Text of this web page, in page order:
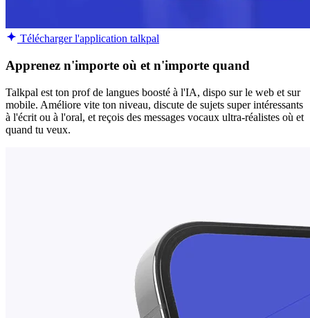
Télécharger l'application talkpal
Apprenez n'importe où et n'importe quand
Talkpal est ton prof de langues boosté à l'IA, dispo sur le web et sur
mobile. Améliore vite ton niveau, discute de sujets super intéressants
à l'écrit ou à l'oral, et reçois des messages vocaux ultra-réalistes où et
quand tu veux.